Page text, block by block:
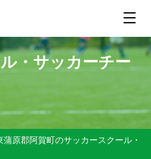
・サッカーチー
蒲原郡阿賀町のサッカースクール・